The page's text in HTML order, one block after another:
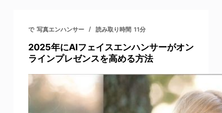
で 写真エンハンサー 読み取り時間 11分
2025年にAIフェイスエンハンサーがオン
ラインプレゼンスを高める方法